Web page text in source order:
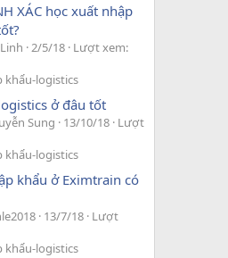
XÁC học xuất nhập
2/5/18 Lượt xem:
khẩu-logistics
ở đâu tốt
Sung 13/10/18 Lượt
khẩu-logistics
khẩu ở Eximtrain có
13/7/18 Lượt
khẩu-logistics